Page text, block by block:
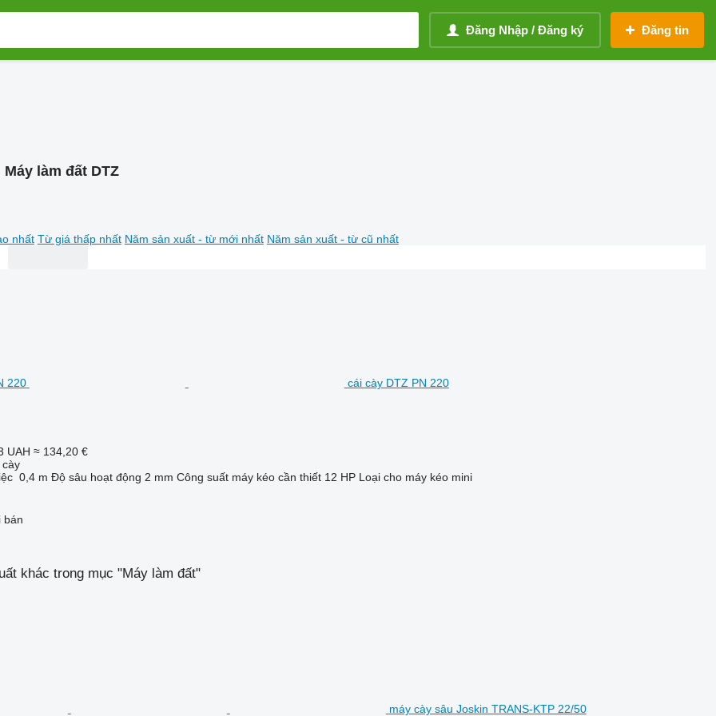
Đăng Nhập / Đăng ký Đăng tin
Máy làm đất DTZ
nhất Từ giá thấp nhất Năm sản xuất - từ mới nhất Năm sản xuất - từ cũ nhất
cái cày DTZ PN 220
UAH ≈ 134,20 €
cày
0,4 m Độ sâu hoạt động 2 mm Công suất máy kéo cần thiết 12 HP Loại cho máy kéo mini
bán
khác trong mục "Máy làm đất"
máy cày sâu Joskin TRANS-KTP 22/50